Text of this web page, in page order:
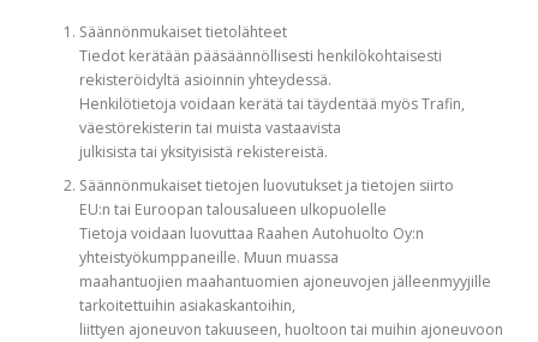
Säännönmukaiset tietolähteet
Tiedot kerätään pääsäännöllisesti henkilökohtaisesti
rekisteröidyltä asioinnin yhteydessä.
Henkilötietoja voidaan kerätä tai täydentää myös Trafin,
väestörekisterin tai muista vastaavista
julkisista tai yksityisistä rekistereistä.
Säännönmukaiset tietojen luovutukset ja tietojen siirto
EU:n tai Euroopan talousalueen ulkopuolelle
Tietoja voidaan luovuttaa Raahen Autohuolto Oy:n
yhteistyökumppaneille. Muun muassa
maahantuojien maahantuomien ajoneuvojen jälleenmyyjille
tarkoitettuihin asiakaskantoihin,
liittyen ajoneuvon takuuseen, huoltoon tai muihin ajoneuvoon